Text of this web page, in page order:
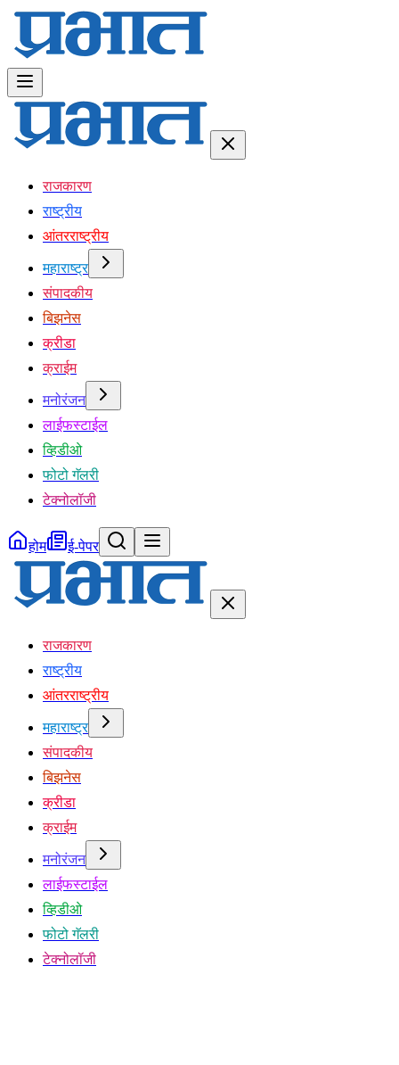
राजकारण
राष्ट्रीय
आंतरराष्ट्रीय
महाराष्ट्र
संपादकीय
बिझनेस
क्रीडा
क्राईम
मनोरंजन
लाईफस्टाईल
व्हिडीओ
फोटो गॅलरी
टेक्नोलॉजी
होम ई-पेपर
राजकारण
राष्ट्रीय
आंतरराष्ट्रीय
महाराष्ट्र
संपादकीय
बिझनेस
क्रीडा
क्राईम
मनोरंजन
लाईफस्टाईल
व्हिडीओ
फोटो गॅलरी
टेक्नोलॉजी